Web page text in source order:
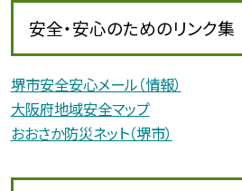
安全・安心のためのリンク集
堺市安全安心メール（情報）
大阪府地域安全マップ
おおさか防災ネット（堺市）